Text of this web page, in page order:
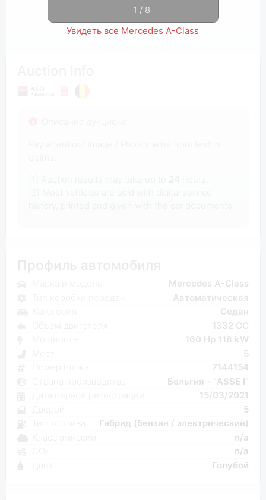
1 / 8
Увидеть все Mercedes A-Class
Mercedes A-Class
Автоматическая
Седан
1332 CC
160 Hp 118 kW
5
7144154
Бельгия - "ASSE I"
15/03/2021
5
Гибрид (бензин / электрический)
n/a
n/a
Голубой